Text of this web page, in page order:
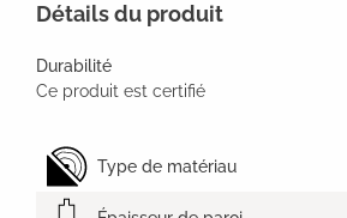
Détails du produit
Durabilité
Ce produit est certifié
Type de matériau